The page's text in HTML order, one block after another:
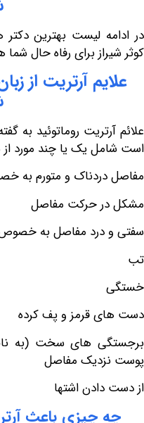
لیست بهترین دکتر های
برای رفاه حال شما
آرتریتاززبان
شیراز
روماتوئید به گفته
یک یا چند مورد از موارد
و متورم به خصوص در
حرکت مفاصل
مفاصل به خصوص بعد از
قرمز و پف کرده
های سخت (به نام ندول
مفاصل
اشتها
چیزی باعث آرتریت